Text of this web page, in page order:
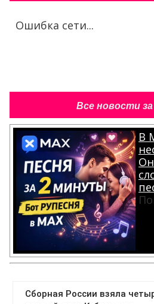
Ошибка сети...
Все новости за
В